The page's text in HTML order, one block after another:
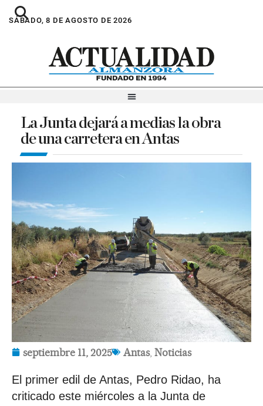
SÁBADO, 8 DE AGOSTO DE 2026
La Junta dejará a medias la obra
de una carretera en Antas
septiembre 11, 2025 Antas, Noticias
El primer edil de Antas, Pedro Ridao, ha
criticado este miércoles a la Junta de